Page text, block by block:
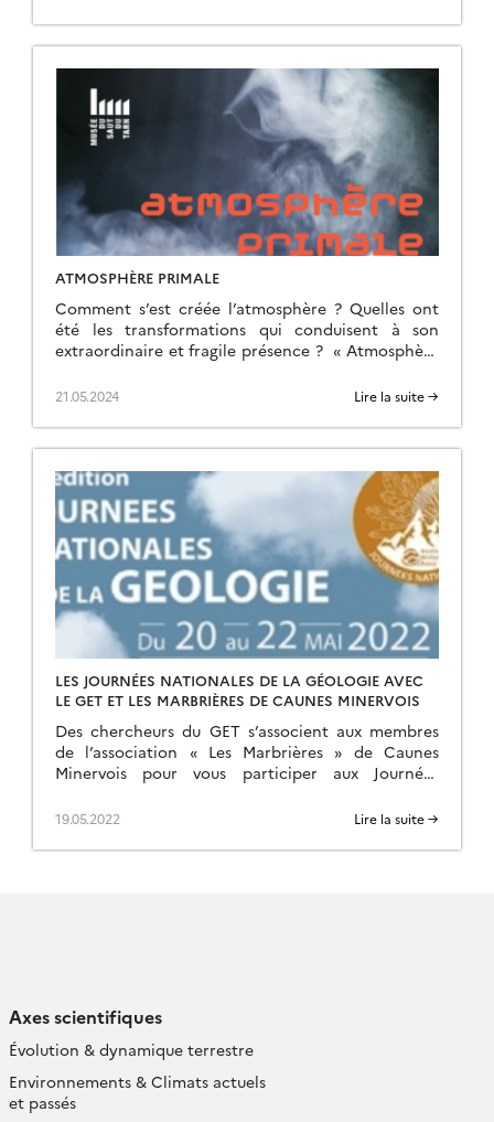
ATMOSPHÈRE PRIMALE
Comment s’est créée l’atmosphère ? Quelles ont
été les transformations qui conduisent à son
extraordinaire et fragile présence ? « Atmosphère
plastique qui croise […]
21.05.2024 Lire la suite →
LES JOURNÉES NATIONALES DE LA GÉOLOGIE AVEC
LE GET ET LES MARBRIÈRES DE CAUNES MINERVOIS
Des chercheurs du GET s’associent aux membres
de l’association « Les Marbrières » de Caunes
Minervois pour vous participer aux Journées
Société Géologique de […]
19.05.2022 Lire la suite →
Axes scientifiques
Évolution & dynamique terrestre
Environnements & Climats actuels
et passés